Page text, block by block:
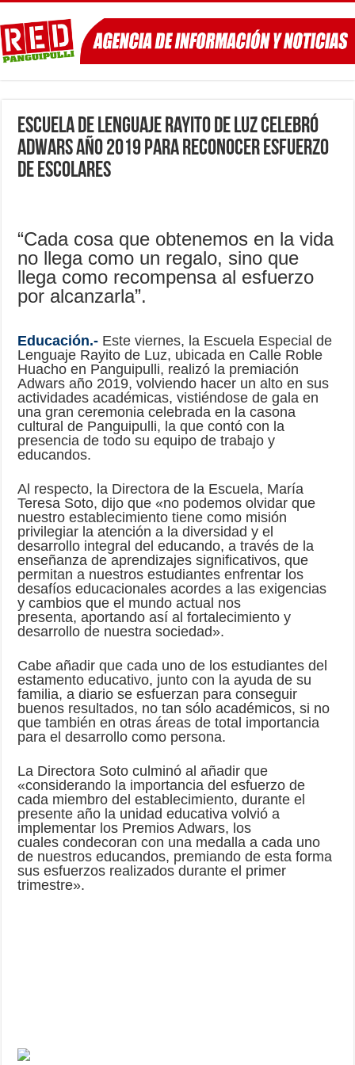
Escuela de Lenguaje Rayito de Luz celebró
Adwars año 2019 para reconocer esfuerzo
de escolares
“Cada cosa que obtenemos en la vida
no llega como un regalo, sino que
llega como recompensa al esfuerzo
por alcanzarla”.
Educación.- Este viernes, la Escuela Especial de
Lenguaje Rayito de Luz, ubicada en Calle Roble
Huacho en Panguipulli, realizó la premiación
Adwars año 2019, volviendo hacer un alto en sus
actividades académicas, vistiéndose de gala en
una gran ceremonia ce lebrada en la casona
cultural de Panguipulli, la que contó con la
presencia de todo su equipo de trabajo y
educandos.
Al respecto, la Directora de la Escuela, María
Teresa Soto, dijo que «no podemos olvidar que
nuestroestablecimiento tiene como misión
privilegiar la atención a la diversidad y el
desarrollo integral del educando, a través de la
enseñanza de aprendizajes significativos, que
permitan a nuestros estudiantes enfrentar los
desafíos educacionales acordes a las exigencias
y cambios que el mundo actual nos
presenta, aportando así al fortalecimiento y
desarrollo de nuestra sociedad».
Cabe añadir que cada uno de los estudiantes del
estamento educativo, junto con la ayuda de su
familia, a diario se esfuerzan para conseguir
buenos resultados, no tan sólo académicos, si no
que también en otras áreas de total importancia
para el desarrollo como persona.
La Directora Soto culminó al añadir que
«considerando la importancia del esfuerzo de
cada miembro del establecimiento, durante el
presente año la unidad educativa volvió a
implementar los Premios Adwars, los
cuales condecoran con una medalla a cada uno
de nuestros educandos, premiando de esta forma
sus esfuerzos realizados durante el primer
trimestre».